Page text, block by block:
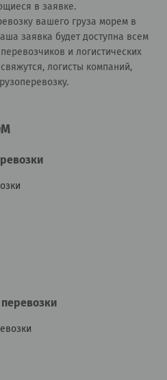
в заявке.
вашего груза морем в
заявка будет доступна всем
и логистических
логисты компаний,